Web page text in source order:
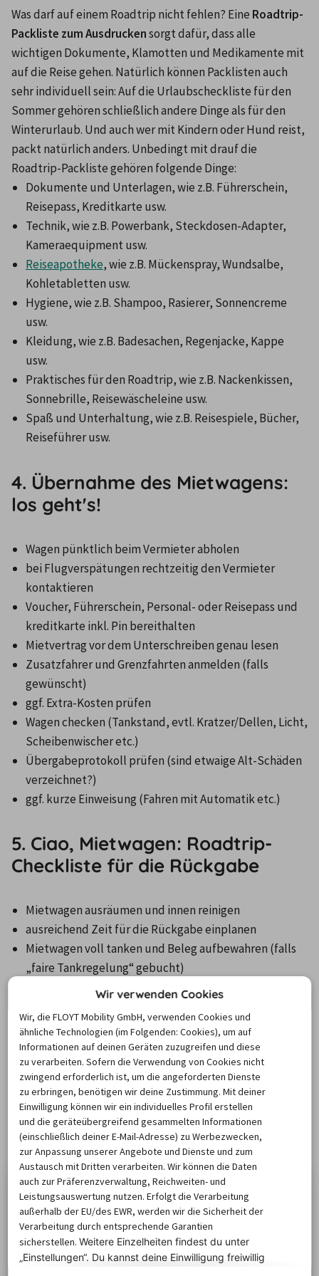
Was darf auf einem Roadtrip nicht fehlen? Eine Roadtrip-
Packliste zum Ausdrucken sorgt dafür, dass alle
wichtigen Dokumente, Klamotten und Medikamente mit
auf die Reise gehen. Natürlich können Packlisten auch
sehr individuell sein: Auf die Urlaubscheckliste für den
Sommer gehören schließlich andere Dinge als für den
Winterurlaub. Und auch wer mit Kindern oder Hund reist,
packt natürlich anders. Unbedingt mit drauf die
Dokumente und Unterlagen, wie z.B. Führerschein,
Reisepass, Kreditkarte usw.
Technik, wie z.B. Powerbank, Steckdosen-Adapter,
Kameraequipment usw.
Reiseapotheke, wie z.B. Mückenspray, Wundsalbe,
Kohletabletten usw.
Hygiene, wie z.B. Shampoo, Rasierer, Sonnencreme
usw.
Kleidung, wie z.B. Badesachen, Regenjacke, Kappe
usw.
Praktisches für den Roadtrip, wie z.B. Nackenkissen,
Sonnebrille, Reisewäscheleine usw.
Spaß und Unterhaltung, wie z.B. Reisespiele, Bücher,
Reiseführer usw.
4. Übernahme des Mietwagens:
los geht's!
Wagen pünktlich beim Vermieter abholen
bei Flugverspätungen rechtzeitig den Vermieter
kontaktieren
Voucher, Führerschein, Personal- oder Reisepass und
kreditkarte inkl. Pin bereithalten
Mietvertrag vor dem Unterschreiben genau lesen
Zusatzfahrer und Grenzfahrten anmelden (falls
gewünscht)
ggf. Extra-Kosten prüfen
Wagen checken (Tankstand, evtl. Kratzer/Dellen, Licht,
Scheibenwischer etc.)
Übergabeprotokoll prüfen (sind etwaige Alt-Schäden
verzeichnet?)
ggf. kurze Einweisung (Fahren mit Automatik etc.)
5. Ciao, Mietwagen: Roadtrip-
Checkliste für die Rückgabe
Mietwagen ausräumen und innen reinigen
ausreichend Zeit für die Rückgabe einplanen
Mietwagen voll tanken und Beleg aufbewahren (falls
„faire Tankregelung“ gebucht)
Zustand des Mietwagens dokumentieren (ggf. Fotos
schriftliche Rückgabebestätigung einfordern
Tankstand auf dem Abgabebeleg bestätigen lassen
📌 Lesetipp: 5 Tipps für die Mietwagen-Rückgabe
ALLES ZUM THEMA
Hier findest du weitere allgemeine
Reisetipps
Wir verwenden Cookies
Wir, die FLOYT Mobility GmbH, verwenden Cookies und
ähnliche Technologien (im Folgenden: Cookies), um auf
Informationen auf deinen Geräten zuzugreifen und diese
zu verarbeiten. Sofern die Verwendung von Cookies nicht
zwingend erforderlich ist, um die angeforderten Dienste
zu erbringen, benötigen wir deine Zustimmung. Mit deiner
Einwilligung können wir ein individuelles Profil erstellen
und die geräteübergreifend gesammelten Informationen
(einschließlich deiner E-Mail-Adresse) zu Werbezwecken,
zur Anpassung unserer Angebote und Dienste und zum
Austausch mit Dritten verarbeiten. Wir können die Daten
auch zur Präferenzverwaltung, Reichweiten- und
Leistungsauswertung nutzen. Erfolgt die Verarbeitung
außerhalb der EU/des EWR, werden wir die Sicherheit der
Verarbeitung durch entsprechende Garantien
sicherstellen.Weitere Einzelheiten findest du unter
„Einstellungen“. Du kannst deine Einwilligung freiwillig